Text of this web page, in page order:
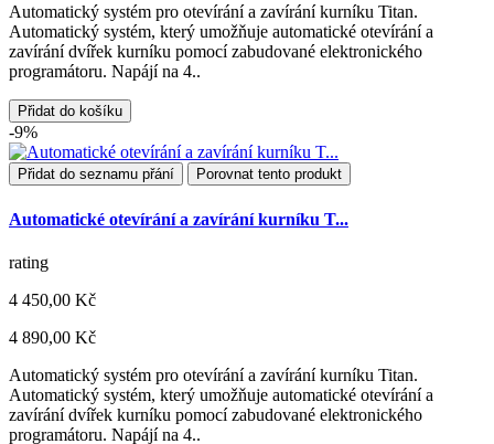
Automatický systém pro otevírání a zavírání kurníku Titan.
Automatický systém, který umožňuje automatické otevírání a
zavírání dvířek kurníku pomocí zabudované elektronického
programátoru. Napájí na 4..
Přidat do košíku
-9%
Přidat do seznamu přání Porovnat tento produkt
Automatické otevírání a zavírání kurníku T...
rating
4 450,00 Kč
4 890,00 Kč
Automatický systém pro otevírání a zavírání kurníku Titan.
Automatický systém, který umožňuje automatické otevírání a
zavírání dvířek kurníku pomocí zabudované elektronického
programátoru. Napájí na 4..